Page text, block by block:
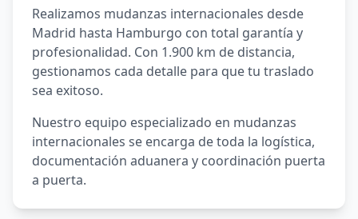
Realizamos mudanzas internacionales desde
Madrid hasta Hamburgo con total garantía y
profesionalidad. Con 1.900 km de distancia,
gestionamos cada detalle para que tu traslado
sea exitoso.
Nuestro equipo especializado en mudanzas
internacionales se encarga de toda la logística,
documentación aduanera y coordinación puerta
a puerta.